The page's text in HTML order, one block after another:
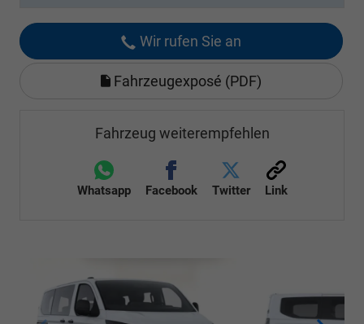
Wir rufen Sie an
Fahrzeugexposé (PDF)
Fahrzeug weiterempfehlen
Whatsapp Facebook Twitter Link